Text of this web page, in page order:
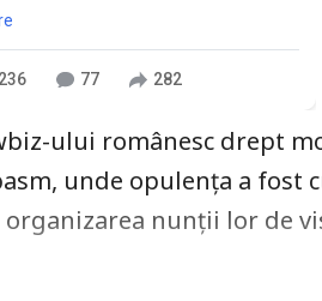
236 77 282
ului românesc drept
unde opulența a fost
nunții lor de